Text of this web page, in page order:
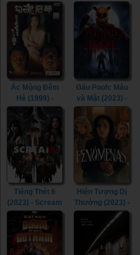
Night (2022)
Knock at the
Cabin (2023)
Ác Mộng Đêm
Hè (1999) -
Erotic
Nightmare
(1999)
Gấu Pooh: Máu
và Mật (2023) -
Winnie-the-
Pooh: Blood and
Honey (2023)
Tiếng Thét 6
(2023) - Scream
VI (2023)
Hiện Tượng Dị
Thường (2023) -
Phenomena
(2023)